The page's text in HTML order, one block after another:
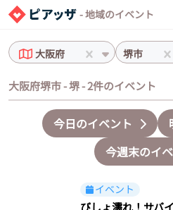
- 地域のイベント
大阪府 堺市
大阪府堺市 - 堺 - 2件のイベント
今日のイベント
今週末のイ
イベント
びしょ濡れ！サバ